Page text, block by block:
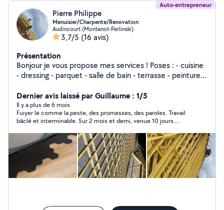
Auto-entrepreneur
Pierre Philippe
Menuisier/Charpente/Renovation
Audincourt (Montanot-Perlinski)
3,7/5 (16 avis)
Présentation
Bonjour je vous propose mes services ! Poses : - cuisine
- dressing - parquet - salle de bain - terrasse - peinture -
type d'entretien d'espace vert Pour toute demande de
projet contactez-moi Je me déplace tout secteur Pierre
Philippe
Dernier avis laissé par Guillaume : 1/5
Il y a plus de 6 mois
Fuiyer le comme la peste, des promesses, des paroles. Travail
bâclé et interminable. Sur 2 mois et demi, venue 10 jours.
perception dans l'espace. Impossible de peintre, j'ai du poser de
la fibre pour cacher les défauts Pour des informations, 06 70 77
72 67